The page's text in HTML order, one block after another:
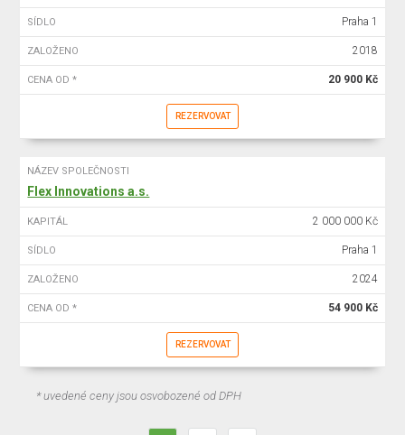
SÍDLO Praha 1
ZALOŽENO 2018
CENA OD * 20 900 Kč
REZERVOVAT
NÁZEV SPOLEČNOSTI
Flex Innovations a.s.
KAPITÁL 2 000 000 Kč
SÍDLO Praha 1
ZALOŽENO 2024
CENA OD * 54 900 Kč
REZERVOVAT
* uvedené ceny jsou osvobozené od DPH